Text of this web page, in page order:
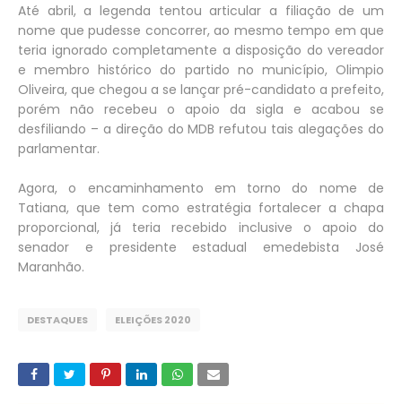
Até abril, a legenda tentou articular a filiação de um
nome que pudesse concorrer, ao mesmo tempo em que
teria ignorado completamente a disposição do vereador
e membro histórico do partido no município, Olimpio
Oliveira, que chegou a se lançar pré-candidato a prefeito,
porém não recebeu o apoio da sigla e acabou se
desfiliando – a direção do MDB refutou tais alegações do
parlamentar.
Agora, o encaminhamento em torno do nome de
Tatiana, que tem como estratégia fortalecer a chapa
proporcional, já teria recebido inclusive o apoio do
senador e presidente estadual emedebista José
Maranhão.
DESTAQUES ELEIÇÕES 2020